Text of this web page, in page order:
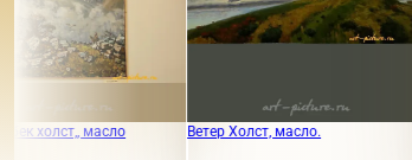
Ветер Холст, масло. на опушке